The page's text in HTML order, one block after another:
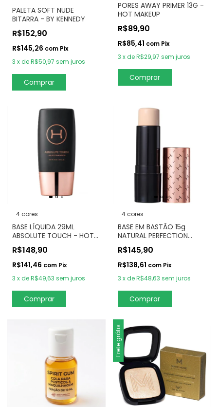
PALETA SOFT NUDE
BITARRA - BY KENNEDY
R$152,90
R$145,26 com Pix
3 xdeR$50,97 sem juros
PORES AWAY PRIMER 13G -
HOT MAKEUP
R$89,90
R$85,41 com Pix
3 xdeR$29,97 sem juros
Comprar
4 cores
BASE LÍQUIDA 29ML
ABSOLUTE TOUCH - HOT
MAKEUP
R$148,90
R$141,46 com Pix
3 xdeR$49,63 sem juros
Comprar
4 cores
BASE EM BASTÃO 15g
NATURAL PERFECTION
STICK - HOT MAKEUP
R$145,90
R$138,61 com Pix
3 xdeR$48,63 sem juros
Comprar
Frete grátis